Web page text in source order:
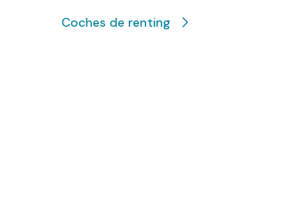
Coches de renting